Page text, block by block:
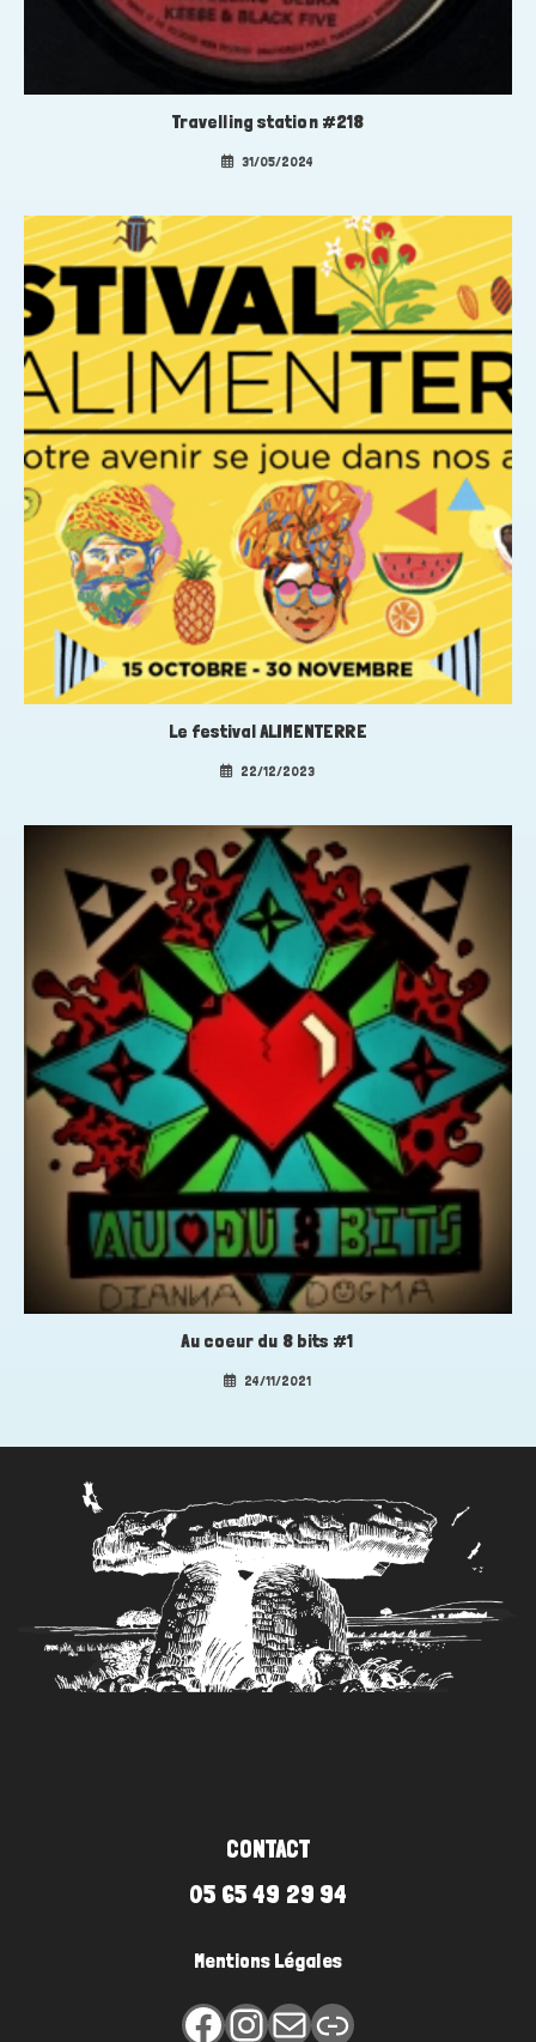
Travelling station #218
31/05/2024
Le festival ALIMENTERRE
22/12/2023
Au coeur du 8 bits #1
24/11/2021
CONTACT
05 65 49 29 94
Mentions Légales
FacebookInstagram
E-mail Lien